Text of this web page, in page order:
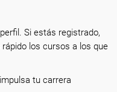
Si estás registrado,
los cursos a los que
tu carrera